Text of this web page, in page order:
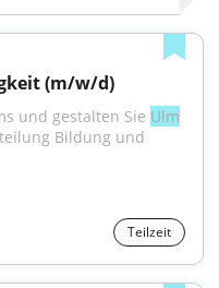
(m/w/d)
und gestalten Sie Ulm
Bildung und
Teilzeit